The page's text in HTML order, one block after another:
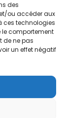
des
ou accéder aux
ces technologies
le comportement
de ne pas
un effet négatif